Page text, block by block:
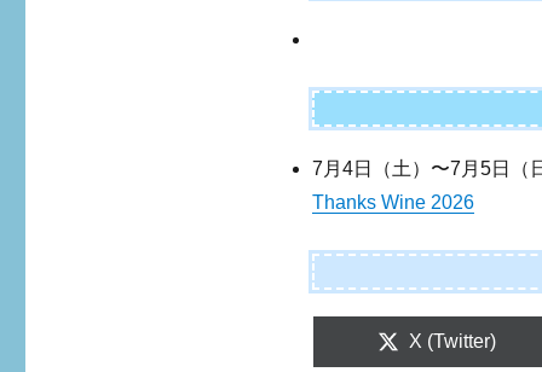
7月4日（土）〜7月5日（
Thanks Wine 2026
Share
X (Twitter)